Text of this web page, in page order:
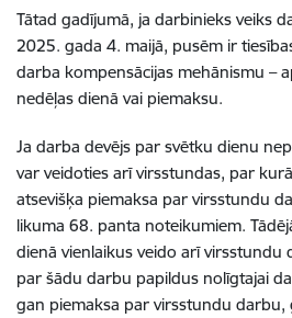
Tātad gadījumā, ja darbinieks veiks
2025. gada 4. maijā, pusēm ir
darba kompensācijas mehānismu –
nedēļas dienā vai piemaksu.
Ja darba devējs par svētku dienu
var veidoties arī virsstundas, par
atsevišķa piemaksa par virsstundu
likuma 68. panta noteikumiem.
dienā vienlaikus veido arī virsstundu
par šādu darbu papildus nolīgtajai
gan piemaksa par virsstundu